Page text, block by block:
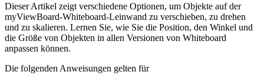
Dieser Artikel zeigt verschiedene Optionen, um Objekte auf der
myViewBoard-Whiteboard-Leinwand zu verschieben, zu drehen
und zu skalieren. Lernen Sie, wie Sie die Position, den Winkel und
die Größe von Objekten in allen Versionen von Whiteboard
anpassen können.
Die folgenden Anweisungen gelten für